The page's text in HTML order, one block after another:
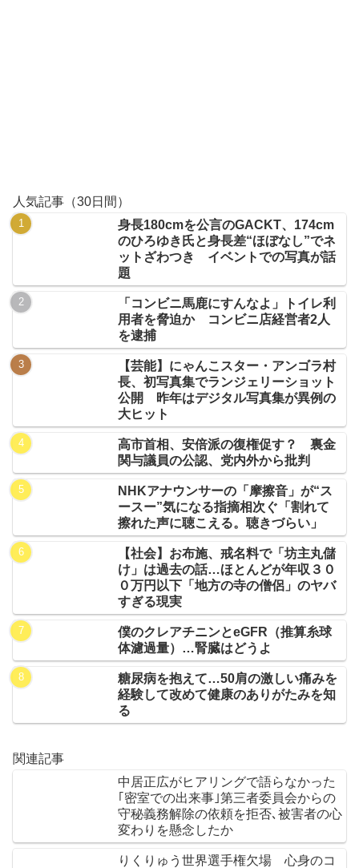
人気記事（30日間）
身長180cmを公言のGACKT、174cm
のひろゆき氏と身長差“ほぼなし”でネ
ットざわつき イベントでの写真が話
題
「コンビニ馬鹿にすんなよ」トイレ利
用者を脅迫か コンビニ店経営者2人
を逮捕
【芸能】にゃんこスター・アンゴラ村
長、初写真集でランジェリーショット
公開 昨年はデジタル写真集が異例の
大ヒット
高市首相、安倍派の復権促す？ 裏金
関与議員の公認、党内外から批判
NHKアナウンサーの「摩擦音」が“ス
ースー”気になる指摘相次ぐ「割れて
擦れた声に聴こえる。聴きづらい」
【社会】お布施、戒名料で「坊主丸儲
け」は過去の話…ほとんどが年収３０
０万円以下「地方の寺の僧侶」のヤバ
すぎる現実
僕のクレアチニンとeGFR（推算糸球
体濾過量）…腎臓はどうよ
糖尿病を抱えて…50肩の激しい痛みを
経験して改めて健康のありがたみを知
る
関連記事
中居正広がヒアリングで語らなかった
｢密室での出来事｣第三者委員会からの
守秘義務解除の依頼を拒否､被害者の心
変わりを懸念したか
りくりゅう世界選手権欠場 心身のコ